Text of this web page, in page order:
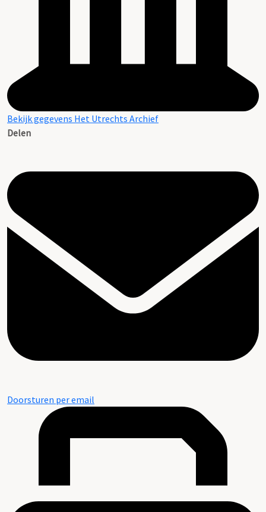
Bekijk gegevens Het Utrechts Archief
Delen
Doorsturen per email